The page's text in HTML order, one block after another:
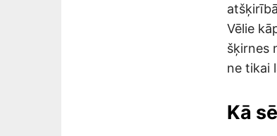
Vēlie
šķirnes
ne tikai
Kā